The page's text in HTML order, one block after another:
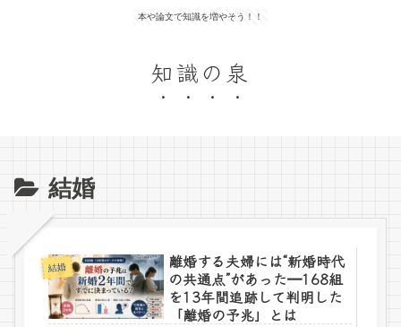
本や論文で知識を増やそう！！
知識の泉
結婚
結婚
離婚する夫婦には“新婚時代
の共通点”があった━168組
を13年間追跡して判明した
「離婚の予兆」とは